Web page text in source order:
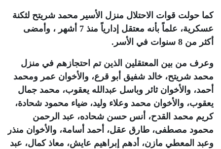
كما حولت قوات الاحتلال منزل الأسير محمد شريتح لثكنة
عسكرية، علماً بأنه معتقل إدارياً منذ 7 أشهر ، وأمضى
أكثر من 8 سنوات في الأسر
.
وعرف من بين المعتقلين الذين تم احتجازهم في منزل
محمد شريتح، خالد شفيق أبو قرع، والأخوان عمر ومحمد
أحمد، والأخوان ثائر وباسل عبدالله يعقوب، محمد جمال
يعقوب، والأخوان محمد وعلاء وليد، ضياء محمود شحادة،
كريم محمد القدح، أنس حسن شحاده، عبد الرحمن
محمود مصطفى، طارق عقل، أحمد أسامة، والأخوان منذر
وعبد المعطي مازن، أدهم إبراهيم عايش، معاذ كمال، عبد